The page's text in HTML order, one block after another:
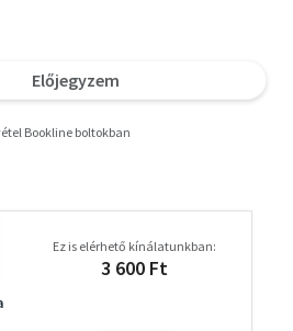
Előjegyzem
Bookline boltokban
Ez is elérhető kínálatunkban:
3 600 Ft